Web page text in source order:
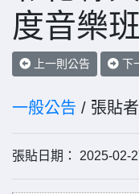
度音樂
上一則公告 下
一般公告 / 張貼者
張貼日期： 2025-